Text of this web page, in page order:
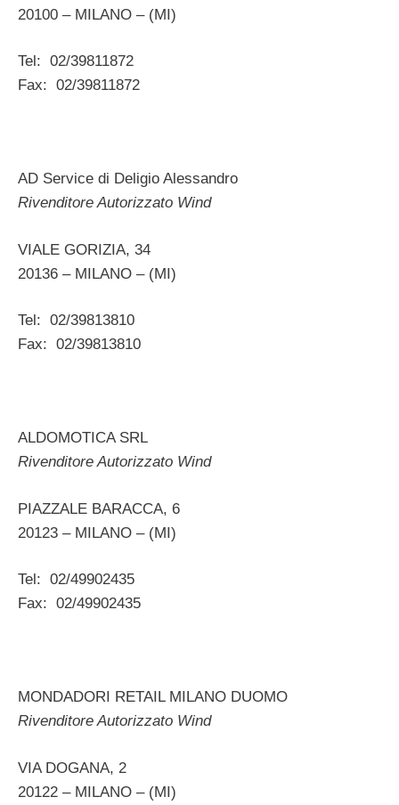
20100 – MILANO – (MI)
Tel: 02/39811872
Fax: 02/39811872
AD Service di Deligio Alessandro
Rivenditore Autorizzato Wind
VIALE GORIZIA, 34
20136 – MILANO – (MI)
Tel: 02/39813810
Fax: 02/39813810
ALDOMOTICA SRL
Rivenditore Autorizzato Wind
PIAZZALE BARACCA, 6
20123 – MILANO – (MI)
Tel: 02/49902435
Fax: 02/49902435
MONDADORI RETAIL MILANO DUOMO
Rivenditore Autorizzato Wind
VIA DOGANA, 2
20122 – MILANO – (MI)